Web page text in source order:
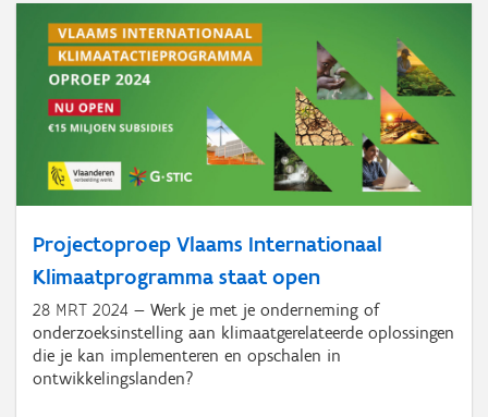
Projectoproep Vlaams Internationaal
Klimaatprogramma staat open
28 MRT 2024
Werk je met je onderneming of
onderzoeksinstelling aan klimaatgerelateerde oplossingen
die je kan implementeren en opschalen in
ontwikkelingslanden?